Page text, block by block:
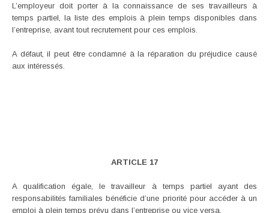
L’employeur doit porter à la connaissance de ses travailleurs à
temps partiel, la liste des emplois à plein temps disponibles dans
l’entreprise, avant tout recrutement pour ces emplois.
A défaut, il peut être condamné à la réparation du préjudice causé
aux intéressés.
ARTICLE 17
A qualification égale, le travailleur à temps partiel ayant des
responsabilités familiales bénéficie d’une priorité pour accéder à un
emploi à plein temps prévu dans l’entreprise ou vice versa.